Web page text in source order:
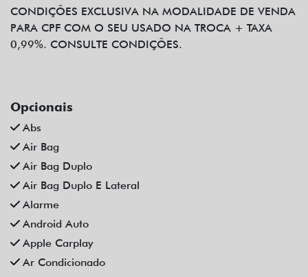
CONDIÇÕES EXCLUSIVA NA MODALIDADE DE VENDA
PARA CPF COM O SEU USADO NA TROCA + TAXA
0,99%. CONSULTE CONDIÇÕES.
Opcionais
Abs
Air Bag
Air Bag Duplo
Air Bag Duplo E Lateral
Alarme
Android Auto
Apple Carplay
Ar Condicionado